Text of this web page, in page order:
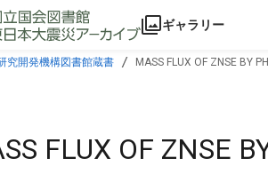
ギャラリー
究開発機構図書館蔵書 MASS FLUX OF ZNSE BY
FLUX OF ZNSE